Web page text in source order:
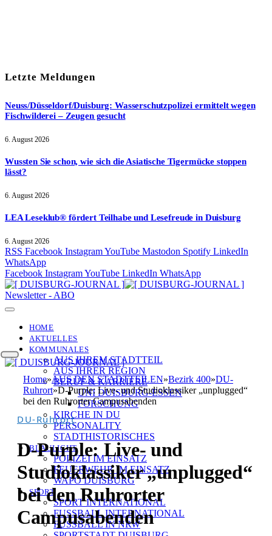
Letzte Meldungen
Neuss/Düsseldorf/Duisburg: Wasserschutzpolizei ermittelt wegen
Fischwilderei – Zeugen gesucht
6. August 2026
Wussten Sie schon, wie sich die Asiatische Tigermücke stoppen
lässt?
6. August 2026
LEA Leseklub® fördert Teilhabe und Lesefreude in Duisburg
6. August 2026
RSS Facebook InstagramYouTube Mastodon Spotify LinkedIn
WhatsApp
Facebook InstagramYouTube LinkedIn WhatsApp
Newsletter - ABO
HOME
AKTUELLES
KOMMUNALES
AUS IHREM STADTTEIL
AUS IHRER REGION
BERUF & KARRIERE
UNI DUISBURG-ESSEN
FORSCHUNG
KIRCHE IN DU
PERSONALITY
STADTHISTORISCHES
BLAULICHT
POLIZEI IM EINSATZ
FEUERWEHR IM EINSATZ
WAPO DUISBURG
SPORT
SPORT INTERNATIONAL
FUSSBALL INTERNATIONAL
FUSSBALL IN NRW
Home»AUS DEN STADTTEILEN»Bezirk 400»DU-
Ruhrort»D-Purple: Live- und Studioklassiker „unplugged“
bei den Ruhrorter Campusabenden
DU-Ruhrort
D-Purple: Live- und
Studioklassiker „unplugged“
bei den Ruhrorter
Campusabenden